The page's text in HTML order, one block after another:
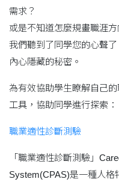
需求？
或是不知道怎麼規畫職涯
我們聽到了同學您的心聲
內心隱藏的秘密。
為有效協助學生瞭解自己
工具，協助同學進行探索：
職業適性診斷測驗
「職業適性診斷測驗」
System(CPAS)是一種人